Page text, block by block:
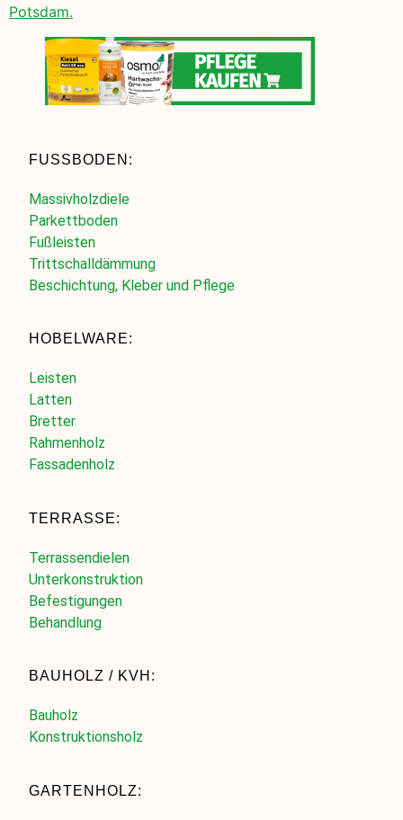
Potsdam.
FUSSBODEN:
Massivholzdiele
Parkettboden
Fußleisten
Trittschalldämmung
Beschichtung, Kleber und Pflege
HOBELWARE:
Leisten
Latten
Bretter
Rahmenholz
Fassadenholz
TERRASSE:
Terrassendielen
Unterkonstruktion
Befestigungen
Behandlung
BAUHOLZ / KVH:
Bauholz
Konstruktionsholz
GARTENHOLZ: